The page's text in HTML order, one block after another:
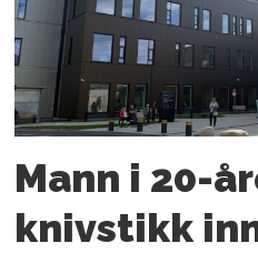
Mann i 20-
knivstikk